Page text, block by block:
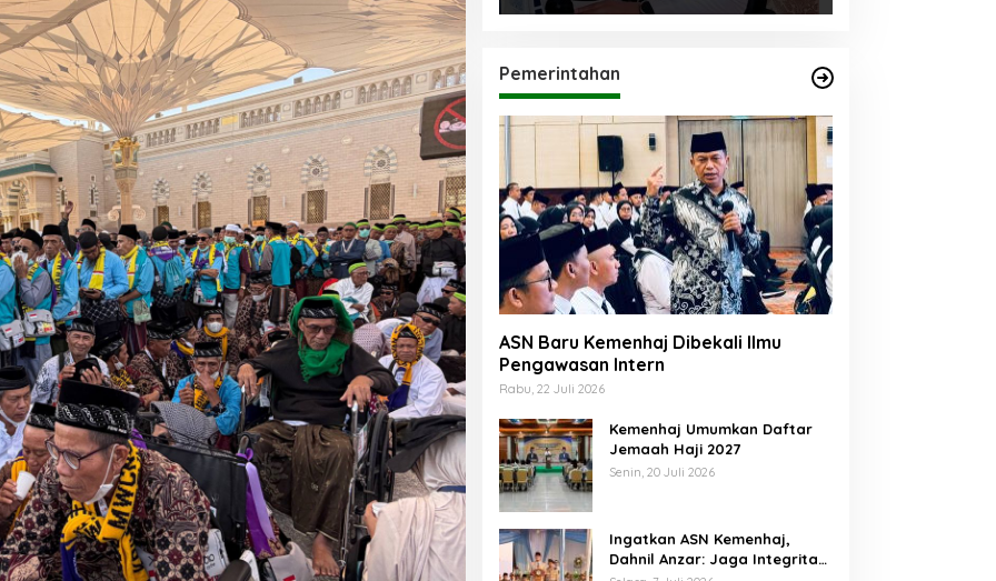
Pemerintahan
ASN Baru Kemenhaj Dibekali Ilmu
Pengawasan Intern
Rabu, 22 Juli 2026
Kemenhaj Umumkan Daftar
Jemaah Haji 2027
Senin, 20 Juli 2026
Ingatkan ASN Kemenhaj,
Dahnil Anzar: Jaga Integritas,